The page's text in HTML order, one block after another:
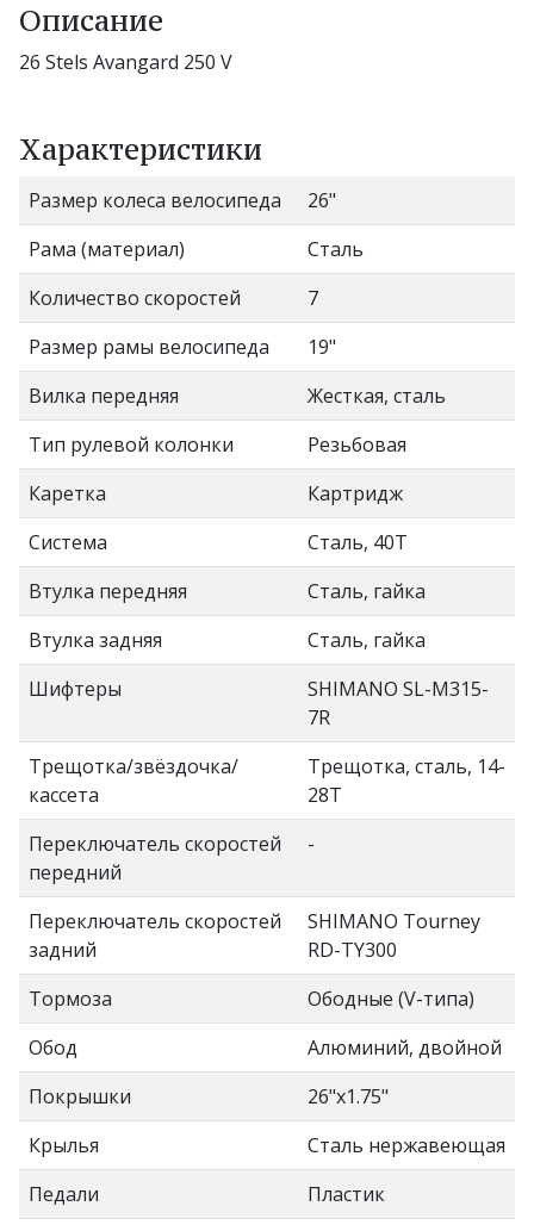
Описание
26 Stels Avangard 250 V
Характеристики
Размер колеса велосипеда
26"
Рама (материал)
Сталь
Количество скоростей
7
Размер рамы велосипеда
19"
Вилка передняя
Жесткая, сталь
Тип рулевой колонки
Резьбовая
Каретка
Картридж
Система
Сталь, 40T
Втулка передняя
Сталь, гайка
Втулка задняя
Сталь, гайка
Шифтеры
SHIMANO SL-M315-
7R
Трещотка/звёздочка/
кассета
Трещотка, сталь, 14-
28Т
Переключатель скоростей
передний
-
Переключатель скоростей
задний
SHIMANO Tourney
RD-TY300
Тормоза
Ободные (V-типа)
Обод
Алюминий, двойной
Покрышки
26"x1.75"
Крылья
Сталь нержавеющая
Педали
Пластик